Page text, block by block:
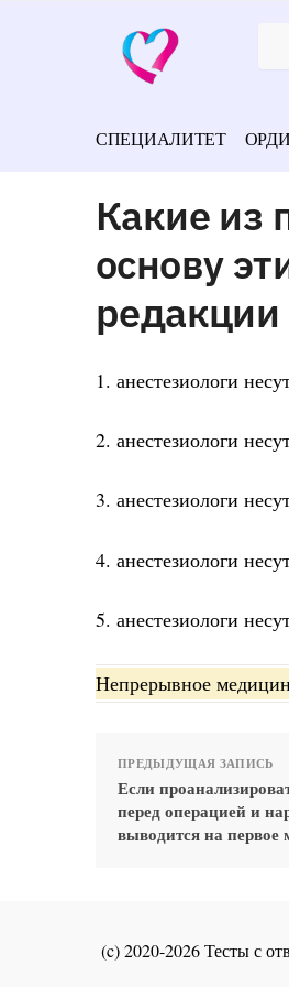
СПЕЦИАЛИТЕТ
Какие из
основу
редакции
1. анестезиологи
2. анестезиологи
3. анестезиологи
4. анестезиологи
5. анестезиологи
Непрерывное
ПРЕДЫДУЩАЯ ЗАПИСЬ
Если
перед операцией и
выводится на первое
(c) 2020-2026 Тесты с